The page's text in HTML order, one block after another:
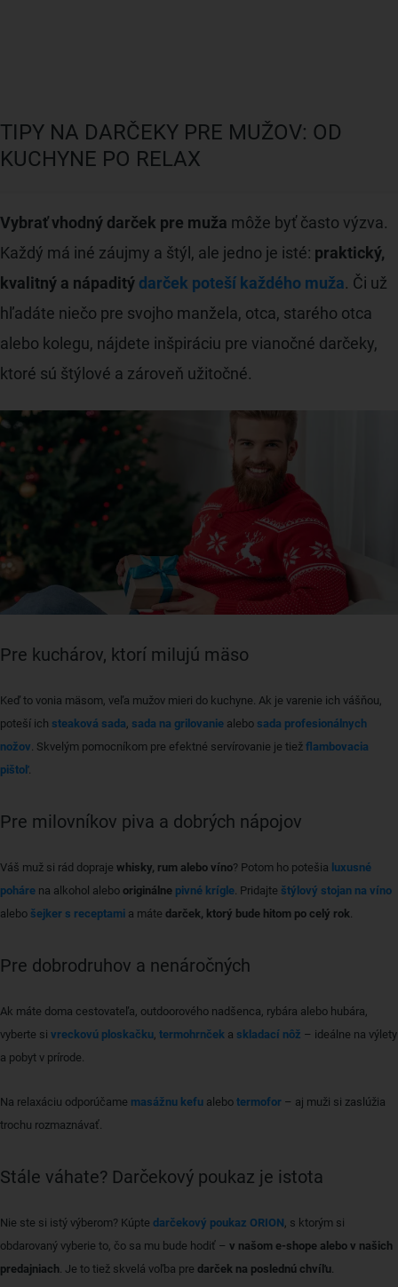
TIPY NA DARČEKY PRE MUŽOV: OD
KUCHYNE PO RELAX
Vybrať vhodný darček pre muža môže byť často výzva.
Každý má iné záujmy a štýl, ale jedno je isté: praktický,
kvalitný a nápaditý darček poteší každého muža. Či už
hľadáte niečo pre svojho manžela, otca, starého otca
alebo kolegu, nájdete inšpiráciu pre vianočné darčeky,
ktoré sú štýlové a zároveň užitočné.
Pre kuchárov, ktorí milujú mäso
Keď to vonia mäsom, veľa mužov mieri do kuchyne. Ak je varenie ich vášňou,
poteší ich steaková sada, sada na grilovanie alebo sada profesionálnych
nožov. Skvelým pomocníkom pre efektné servírovanie je tiež flambovacia
pištoľ.
Pre milovníkov piva a dobrých nápojov
Váš muž si rád dopraje whisky, rum alebo víno? Potom ho potešia luxusné
poháre na alkohol alebo originálne pivné krígle. Pridajte štýlový stojan na víno
alebo šejker s receptami a máte darček, ktorý bude hitom po celý rok.
Pre dobrodruhov a nenáročných
Ak máte doma cestovateľa, outdoorového nadšenca, rybára alebo hubára,
vyberte si vreckovú ploskačku, termohrnček a skladací nôž – ideálne na výlety
a pobyt v prírode.
Na relaxáciu odporúčame masážnu kefu alebo termofor – aj muži si zaslúžia
trochu rozmaznávať.
Stále váhate? Darčekový poukaz je istota
Nie ste si istý výberom? Kúpte darčekový poukaz ORION, s ktorým si
obdarovaný vyberie to, čo sa mu bude hodiť – v našom e-shope alebo v našich
predajniach. Je to tiež skvelá voľba pre darček na poslednú chvíľu.